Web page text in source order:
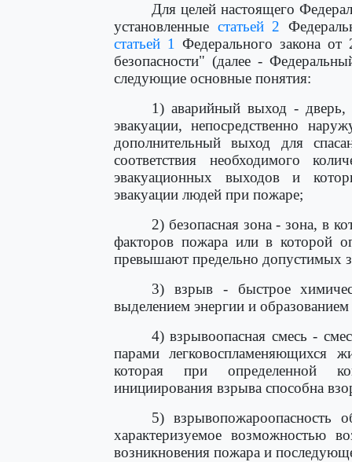
Для целей настоящего
установленные статьей 2
статьей 1
Федерального закона
безопасности" (далее -
следующие основные понятия:
1) аварийный выход -
эвакуации, непосредственно
дополнительный выход для
соответствия необходимого
эвакуационных выходов и
эвакуации людей при пожаре;
2) безопасная зона - зона, в
факторов пожара или в которой
превышают предельно допустимых
3) взрыв - быстрое
выделением энергии и
4) взрывоопасная смесь -
парами легковоспламеняющихся
которая при определенной
инициирования взрыва способна
5) взрывопожароопасность
характеризуемое возможностью
возникновения пожара и